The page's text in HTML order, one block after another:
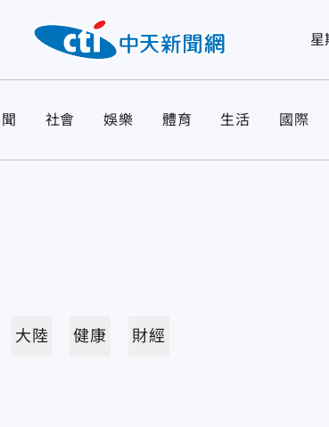
星
社會 娛樂 體育 生活 國際
大陸 健康 財經